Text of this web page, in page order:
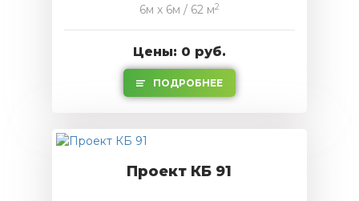
6м x 6м / 62 м2
Цены: 0 руб.
ПОДРОБНЕЕ
Проект КБ 91